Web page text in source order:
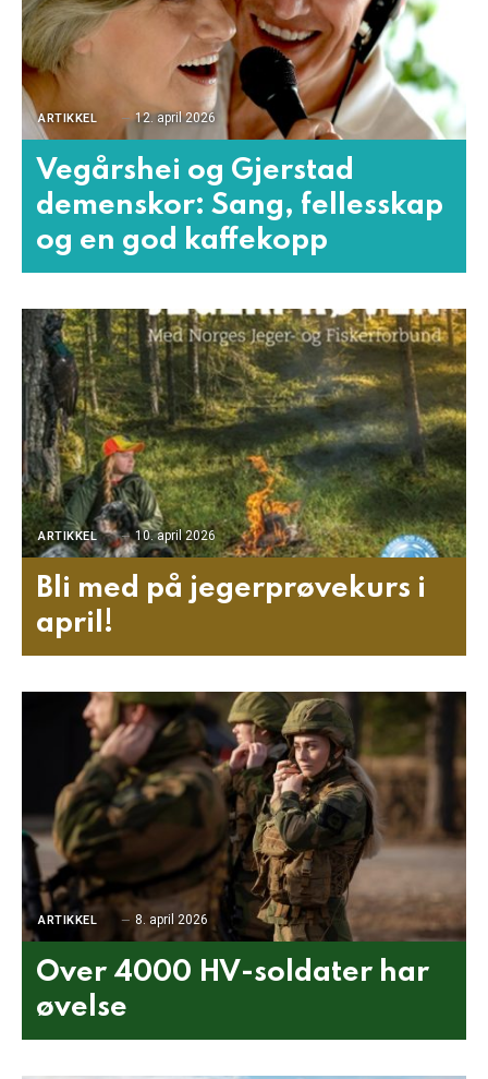
ARTIKKEL 12. april 2026
Vegårshei og Gjerstad
demenskor: Sang, fellesskap
og en god kaffekopp
ARTIKKEL 10. april 2026
Bli med på jegerprøvekurs i
april!
ARTIKKEL 8. april 2026
Over 4000 HV-soldater har
øvelse